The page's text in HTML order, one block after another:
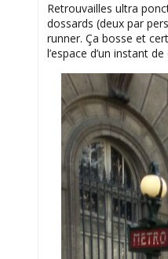
Retrouvailles ultra
dossards (deux par
runner. Ça bosse et
l’espace d’un instant